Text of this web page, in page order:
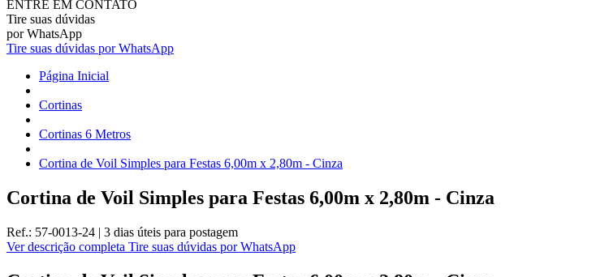
ENTRE EM CONTATO
Tire suas dúvidas
por WhatsApp
Tire suas dúvidas por WhatsApp
Página Inicial
Cortinas
Cortinas 6 Metros
Cortina de Voil Simples para Festas 6,00m x 2,80m - Cinza
Cortina de Voil Simples para Festas 6,00m x 2,80m - Cinza
Ref.: 57-0013-24 | 3 dias úteis para postagem
Ver descrição completa Tire suas dúvidas por WhatsApp